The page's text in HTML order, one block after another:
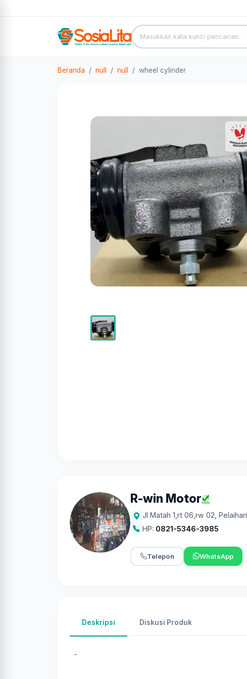
Beranda null null wheel cylinder
R-win Motor
Jl Matah 1,rt 06,rw 02 Pelaihari
HP: 0821-5346-3985
Telepon WhatsApp
Deskripsi Diskusi Produk
-